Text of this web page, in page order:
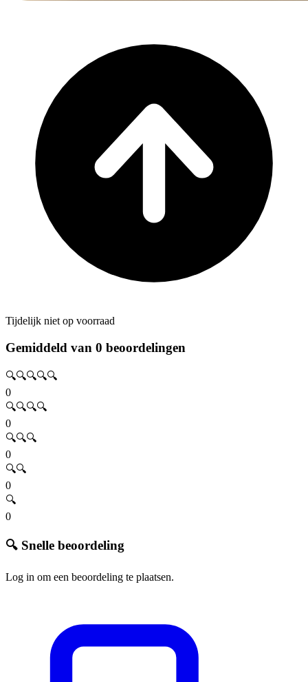
Tijdelijk niet op voorraad
Gemiddeld van 0 beoordelingen
🔍🔍🔍🔍🔍
0
🔍🔍🔍🔍
0
🔍🔍🔍
0
🔍🔍
0
🔍
0
🔍 Snelle beoordeling
Log in om een beoordeling te plaatsen.